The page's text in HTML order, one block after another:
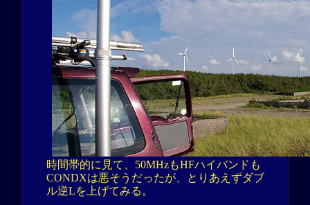
時間帯的に見て、50MHzもHFハイバンドも
CONDXは悪そうだったが、とりあえずダブ
ル逆Lを上げてみる。